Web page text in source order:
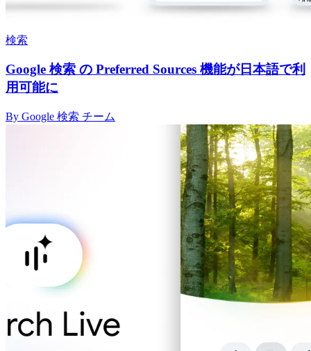
検索
Google 検索 の Preferred Sources 機能が日本語で利
用可能に
By Google 検索 チーム